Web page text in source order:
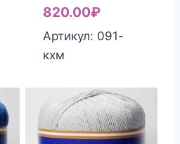
820.00₽
Артикул: 091-
кхм